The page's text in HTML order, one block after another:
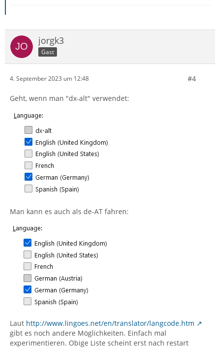
jorgk3
Gast
4. September 2023 um 12:48 #4
Geht, wenn man "dx-alt" verwendet:
Man kann es auch als de-AT fahren:
Laut http://www.lingoes.net/en/translator/langcode.htm
gibt es noch andere Möglichkeiten. Einfach mal
experimentieren. Obige Liste scheint erst nach restart